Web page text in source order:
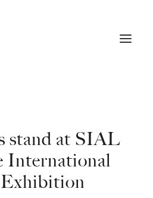
stand at SIAL
International